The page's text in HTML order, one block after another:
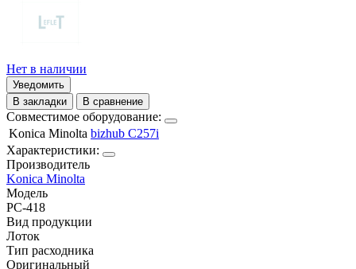
Нет в наличии
Уведомить
В закладки
В сравнение
Совместимое оборудование:
Konica Minolta bizhub C257i
Характеристики:
Производитель
Konica Minolta
Модель
PC-418
Вид продукции
Лоток
Тип расходника
Оригинальный